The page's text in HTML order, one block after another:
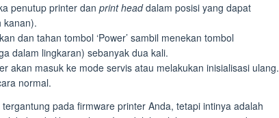
penutup printer dan print headdalam posisi yang dapat
kanan).
dan tahan tombol ‘Power’ sambil menekan tombol
dalam lingkaran) sebanyak dua kali.
akan masuk ke mode servis atau melakukan inisialisasi ulang.
normal.
pada firmware printer Anda, tetapi intinya adalah